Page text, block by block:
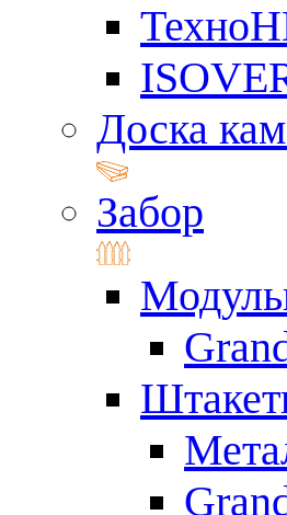
Доска
Забор